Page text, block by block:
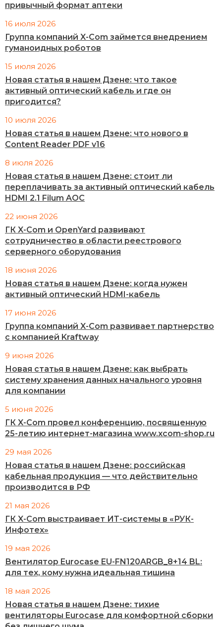
привычный формат аптеки
16 июля 2026
Группа компаний X-Com займется внедрением
гуманоидных роботов
15 июля 2026
Новая статья в нашем Дзене: что такое
активный оптический кабель и где он
пригодится?
10 июля 2026
Новая статья в нашем Дзене: что нового в
Content Reader PDF v16
8 июля 2026
Новая статья в нашем Дзене: стоит ли
переплачивать за активный оптический кабель
HDMI 2.1 Filum AOC
22 июня 2026
ГК X-Com и OpenYard развивают
сотрудничество в области реестрового
серверного оборудования
18 июня 2026
Новая статья в нашем Дзене: когда нужен
активный оптический HDMI-кабель
17 июня 2026
Группа компаний X-Com развивает партнерство
с компанией Kraftway
9 июня 2026
Новая статья в нашем Дзене: как выбрать
систему хранения данных начального уровня
для компании
5 июня 2026
ГК X-Com провел конференцию, посвященную
25-летию интернет-магазина www.xcom-shop.ru
29 мая 2026
Новая статья в нашем Дзене: российская
кабельная продукция — что действительно
производится в РФ
21 мая 2026
ГК X-Com выстраивает ИТ-системы в «РУК-
Инфотех»
19 мая 2026
Вентилятор Eurocase EU-FN120ARGB_8+14 BL:
для тех, кому нужна идеальная тишина
18 мая 2026
Новая статья в нашем Дзене: тихие
вентиляторы Eurocase для комфортной сборки